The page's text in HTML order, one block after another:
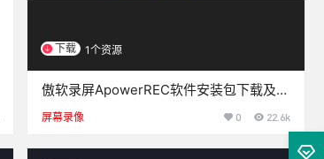
下载 1个资源
傲软录屏ApowerREC软件安装包下载及安
装教程
屏幕录像 0 22.6k